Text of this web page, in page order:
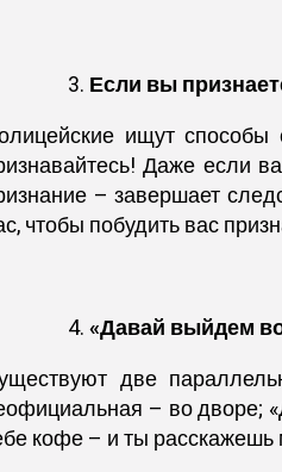
Если вы
ищут способы
Даже если
– завершает
чтобы побудить вас
«Давай выйдем
две
– во дворе;
кофе – и ты расскажешь